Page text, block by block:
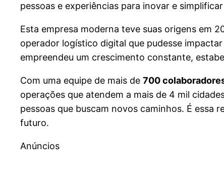
pessoas e experiências para inovar e
Esta empresa moderna teve suas origens em
operador logístico digital que pudesse
empreendeu um crescimento constante,
Com uma equipe de mais de 700
operações que atendem a mais de 4 mil
pessoas que buscam novos caminhos. É essa
futuro.
Anúncios